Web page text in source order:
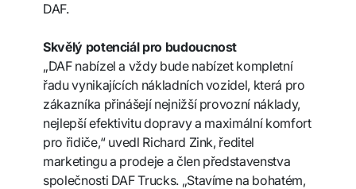
DAF.
Skvělý potenciál pro budoucnost
„DAF nabízel a vždy bude nabízet kompletní
řadu vynikajících nákladních vozidel, která pro
zákazníka přinášejí nejnižší provozní náklady,
nejlepší efektivitu dopravy a maximální komfort
pro řidiče,“ uvedl Richard Zink, ředitel
marketingu a prodeje a člen představenstva
společnosti DAF Trucks. „Stavíme na bohatém,